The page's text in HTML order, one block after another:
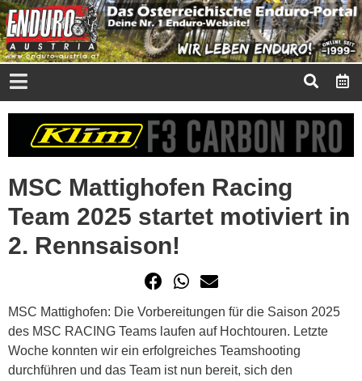
MSC Mattighofen Racing
Team 2025 startet motiviert in
2. Rennsaison!
MSC Mattighofen: Die Vorbereitungen für die Saison 2025
des MSC RACING Teams laufen auf Hochtouren. Letzte
Woche konnten wir ein erfolgreiches Teamshooting
durchführen und das Team ist nun bereit, sich den